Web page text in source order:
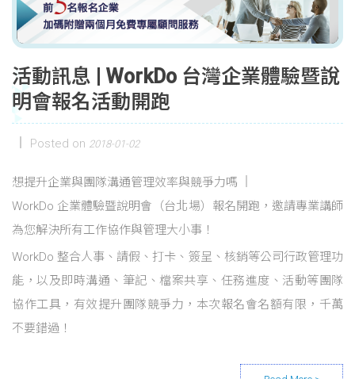
活動訊息 | WorkDo 台灣企業體驗暨說
明會報名活動開跑
Posted on 2018-01-02
想提升企業與團隊溝通管理效率與競爭力嗎
WorkDo 企業體驗暨說明會（台北場）報名開跑，邀請專業講師
為您解決所有工作協作與管理大小事！
WorkDo 整合人事、請假、打卡、簽呈、核銷等公司行政管理功
能，以及即時溝通、筆記、檔案共享、任務進度、活動等團隊
協作工具，有效提升團隊競爭力，本次報名會名額有限，千萬
不要錯過！